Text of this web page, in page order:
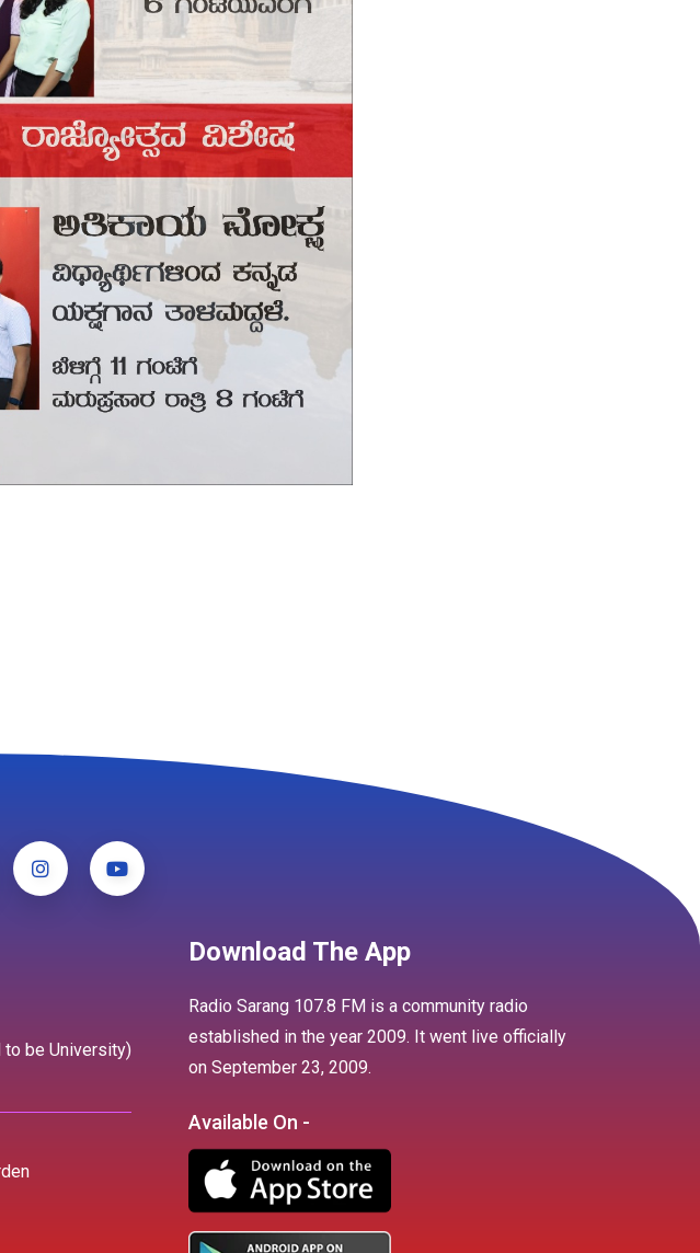
be University)
Download The App
Radio Sarang 107.8 FM is a community radio
established in the year 2009. It went live officially
on September 23, 2009.
Available On -